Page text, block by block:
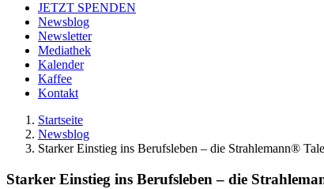
JETZT SPENDEN
Newsblog
Newsletter
Mediathek
Kalender
Kaffee
Kontakt
Startseite
Newsblog
Starker Einstieg ins Berufsleben – die Strahlemann®
Starker Einstieg ins Berufsleben – die